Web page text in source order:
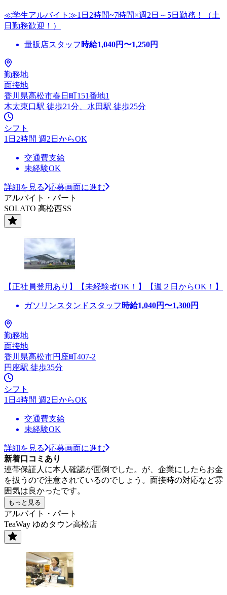
≪学生アルバイト≫1日2時間~7時間×週2日～5日勤務！（土
日勤務歓迎！）
量販店スタッフ 時給1,040円〜1,250円
勤務地
面接地
香川県高松市春日町151番地1
木太東口駅 徒歩21分、水田駅 徒歩25分
シフト
1日2時間 週2日からOK
交通費支給
未経験OK
詳細を見る
応募画面に進む
アルバイト・パート
SOLATO 高松西SS
【正社員登用あり】【未経験者OK！】【週２日からOK！】
ガソリンスタンドスタッフ 時給1,040円〜1,300円
勤務地
面接地
香川県高松市円座町407-2
円座駅 徒歩35分
シフト
1日4時間 週2日からOK
交通費支給
未経験OK
詳細を見る
応募画面に進む
新着口コミあり
連帯保証人に本人確認が面倒でした。が、企業にしたらお金
を扱うので注意されているのでしょう。面接時の対応など雰
囲気は良かったです。
もっと見る
アルバイト・パート
TeaWay ゆめタウン高松店